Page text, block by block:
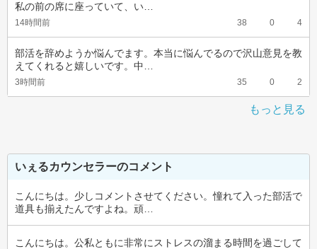
私の前の席に座っていて、い…
14時間前 38 0 4
部活を辞めようか悩んでます。本当に悩んでるので沢山意見を教
えてくれると嬉しいです。中…
3時間前 35 0 2
もっと見る
いぇるカウンセラーのコメント
こんにちは。少しコメントさせてください。憧れて入った部活で
道具も揃えたんですよね。頑…
こんにちは。公私ともに非常にストレスの溜まる時間を過ごして